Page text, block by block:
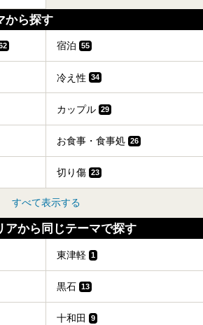
から探す
宿泊 55
冷え性 34
カップル 29
お食事・食事処 26
切り傷 23
すべて表示する
アから同じテーマで探す
東津軽 1
黒石 13
十和田 9